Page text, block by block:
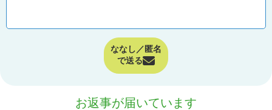
ななし／匿名
で送る
お返事が届いています